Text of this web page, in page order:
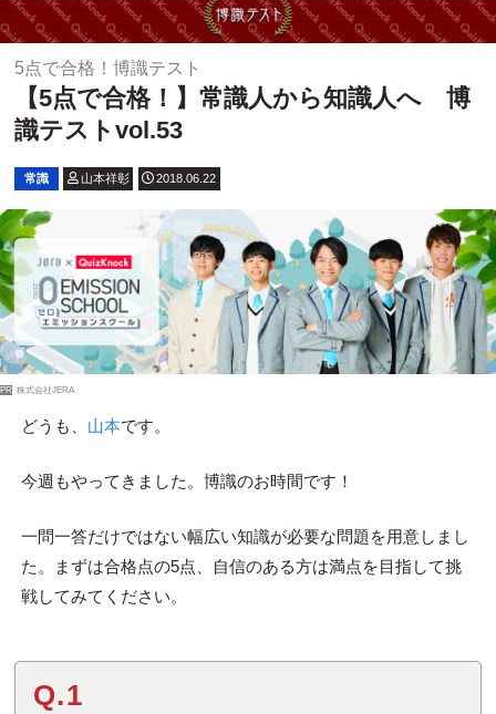
5点で合格！博識テスト
【5点で合格！】常識人から知識人へ 博
識テストvol.53
常識 山本祥彰 2018.06.22
PR 株式会社JERA
どうも、 山本です。
今週もやってきました。博識のお時間です！
一問一答だけではない幅広い知識が必要な問題を用意しまし
た。まずは合格点の5点、自信のある方は満点を目指して挑
戦してみてください。
Q.1